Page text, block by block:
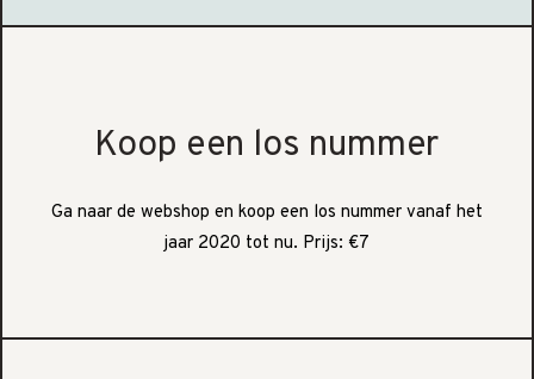
Koop een los nummer
Ga naar de webshop en koop een los nummer vanaf het
jaar 2020 tot nu. Prijs: €7